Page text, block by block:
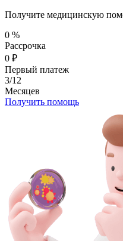
Получите медицинскую
0 %
Рассрочка
0 ₽
Первый платеж
3/12
Месяцев
Получить помощь